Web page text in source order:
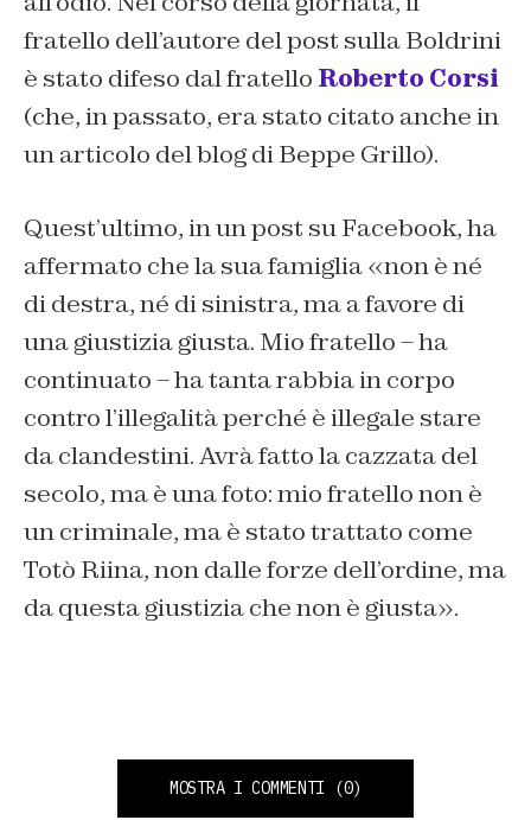
fratello dell’autore del post sulla Boldrini
è stato difeso dal fratello Roberto Corsi
(che, in passato, era stato citato anche in
un articolo del blog di Beppe Grillo).
Quest’ultimo, in un post su Facebook, ha
affermato che la sua famiglia «non è né
di destra, né di sinistra, ma a favore di
una giustizia giusta. Mio fratello – ha
continuato – ha tanta rabbia in corpo
contro l’illegalità perché è illegale stare
da clandestini. Avrà fatto la cazzata del
secolo, ma è una foto: mio fratello non è
un criminale, ma è stato trattato come
Totò Riina, non dalle forze dell’ordine, ma
da questa giustizia che non è giusta».
MOSTRA I COMMENTI (0)